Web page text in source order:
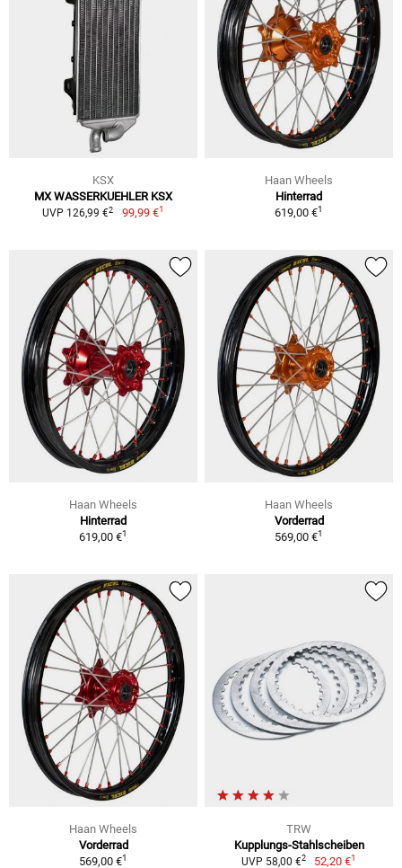
KSX
MX WASSERKUEHLER KSX
UVP 126,99 €2 99,99 €1
Haan Wheels
Hinterrad
619,00 €1
Haan Wheels
Hinterrad
619,00 €1
Haan Wheels
Vorderrad
569,00 €1
Haan Wheels
Vorderrad
569,00 €1
TRW
Kupplungs-Stahlscheiben
UVP 58,00 €2 52,20 €1